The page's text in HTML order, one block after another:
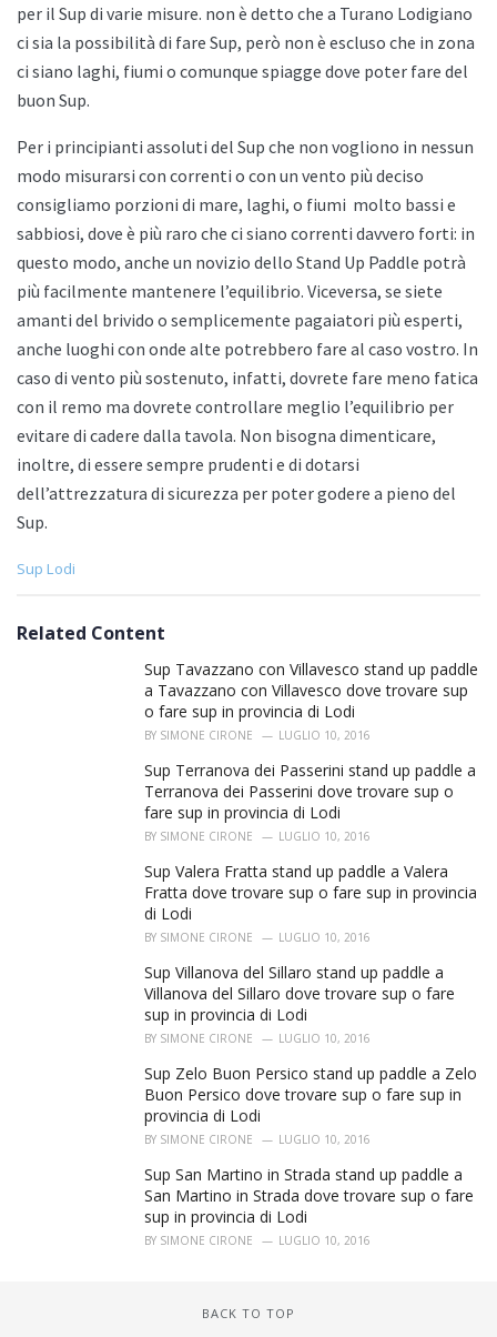
per il Sup di varie misure. non è detto che a Turano Lodigiano
ci sia la possibilità di fare Sup, però non è escluso che in zona
ci siano laghi, fiumi o comunque spiagge dove poter fare del
buon Sup.
Per i principianti assoluti del Sup che non vogliono in nessun
modo misurarsi con correnti o con un vento più deciso
consigliamo porzioni di mare, laghi, o fiumi molto bassi e
sabbiosi, dove è più raro che ci siano correnti davvero forti: in
questo modo, anche un novizio dello Stand Up Paddle potrà
più facilmente mantenere l’equilibrio. Viceversa, se siete
amanti del brivido o semplicemente pagaiatori più esperti,
anche luoghi con onde alte potrebbero fare al caso vostro. In
caso di vento più sostenuto, infatti, dovrete fare meno fatica
con il remo ma dovrete controllare meglio l’equilibrio per
evitare di cadere dalla tavola. Non bisogna dimenticare,
inoltre, di essere sempre prudenti e di dotarsi
dell’attrezzatura di sicurezza per poter godere a pieno del
Sup.
C
e
Sup Lodi
Related Content
Sup Tavazzano con Villavesco stand up paddle
a Tavazzano con Villavesco dove trovare sup
o fare sup in provincia di Lodi
BY SIMONE CIRONE LUGLIO 10, 2016
Sup Terranova dei Passerini stand up paddle a
Terranova dei Passerini dove trovare sup o
fare sup in provincia di Lodi
BY SIMONE CIRONE LUGLIO 10, 2016
Sup Valera Fratta stand up paddle a Valera
Fratta dove trovare sup o fare sup in provincia
di Lodi
BY SIMONE CIRONE LUGLIO 10, 2016
Sup Villanova del Sillaro stand up paddle a
Villanova del Sillaro dove trovare sup o fare
sup in provincia di Lodi
BY SIMONE CIRONE LUGLIO 10, 2016
Sup Zelo Buon Persico stand up paddle a Zelo
Buon Persico dove trovare sup o fare sup in
provincia di Lodi
BY SIMONE CIRONE LUGLIO 10, 2016
Sup San Martino in Strada stand up paddle a
San Martino in Strada dove trovare sup o fare
sup in provincia di Lodi
BY SIMONE CIRONE LUGLIO 10, 2016
BACK TO TOP